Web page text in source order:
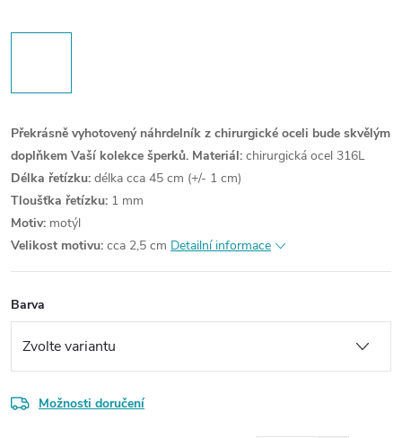
Překrásně vyhotovený náhrdelník z chirurgické oceli bude skvělým
doplňkem Vaší kolekce šperků. Materiál: chirurgická ocel 316L
Délka řetízku: délka cca 45 cm (+/- 1 cm)
Tloušťka řetízku: 1 mm
Motiv: motýl
Velikost motivu: cca 2,5 cm Detailní informace
Barva
Možnosti doručení